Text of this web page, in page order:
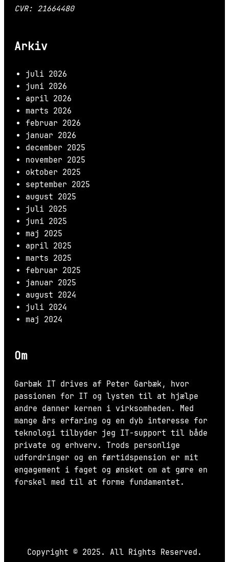
CVR: 21664480
Arkiv
juli 2026
juni 2026
april 2026
marts 2026
februar 2026
januar 2026
december 2025
november 2025
oktober 2025
september 2025
august 2025
juli 2025
juni 2025
maj 2025
april 2025
marts 2025
februar 2025
januar 2025
august 2024
juli 2024
maj 2024
Om
Garbæk IT drives af Peter Garbæk, hvor
passionen for IT og lysten til at hjælpe
andre danner kernen i virksomheden. Med
mange års erfaring og en dyb interesse for
teknologi tilbyder jeg IT-support til både
private og erhverv. Trods personlige
udfordringer og en førtidspension er mit
engagement i faget og ønsket om at gøre en
forskel med til at forme fundamentet.
Copyright © 2025. All Rights Reserved.